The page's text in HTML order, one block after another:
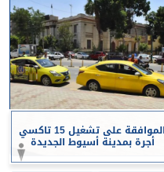
الموافقة على تشغيل 15 تاكسي
أجرة بمدينة أسيوط الجديدة